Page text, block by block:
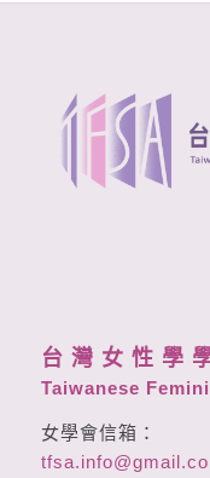
台 灣 女 性 學
Taiwanese
女學會信箱：